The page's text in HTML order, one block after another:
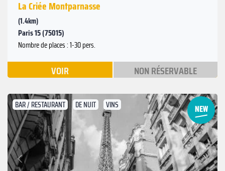
La Criée Montparnasse
(1.4km)
Paris 15 (75015)
Nombre de places : 1-30 pers.
VOIR NON RÉSERVABLE
BAR / RESTAURANT DE NUIT VINS
Précédent
Suivant